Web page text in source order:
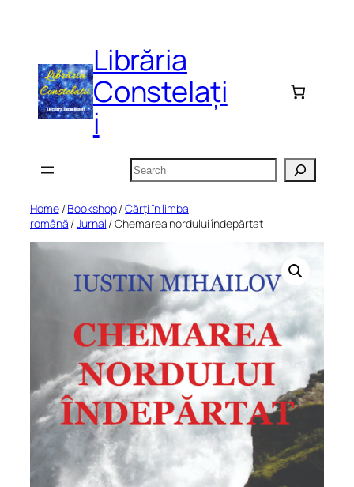
Librăria
Constelați
i
Search
Home/Bookshop/Cărți în limba
română /Jurnal / Chemarea nordului îndepărtat